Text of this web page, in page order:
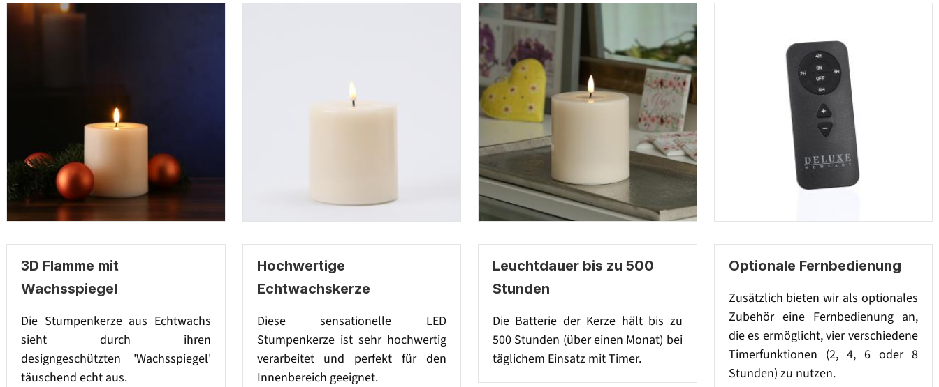
3D Flamme mit
Wachsspiegel
Die Stumpenkerze aus Echtwachs
sieht durch ihren
designgeschützten 'Wachsspiegel'
täuschend echt aus.
Hochwertige
Echtwachskerze
Diese sensationelle LED
Stumpenkerze ist sehr hochwertig
verarbeitet und perfekt für den
Innenbereich geeignet.
Leuchtdauer bis zu 500
Stunden
Die Batterie der Kerze hält bis zu
500 Stunden (über einen Monat) bei
täglichem Einsatz mit Timer.
Optionale Fernbedienung
Zusätzlich bieten wir als optionales
Zubehör eine Fernbedienung an,
die es ermöglicht, vier verschiedene
Timerfunktionen (2, 4, 6 oder 8
Stunden) zu nutzen.